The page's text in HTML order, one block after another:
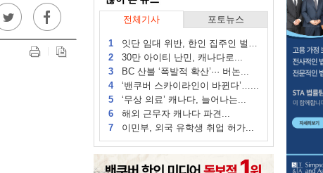
전체기사 포토뉴스
1잇단 임대 위반, 한인 집주인 벌금...
230만 아이티 난민, 캐나다로...
3BC 산불 ‘폭발적 확산’··· 버논...
4‘밴쿠버 스카이라인이 바뀐다’…...
5‘무상 의료’ 캐나다, 늘어나는...
6해외 근무자 캐나다 파견...
7이민부, 외국 유학생 취업 허가...